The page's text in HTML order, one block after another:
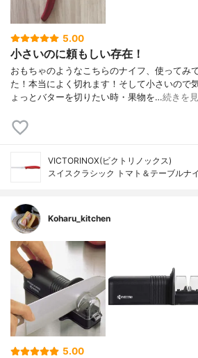
5.00
小さいのに頼もしい存在！
おもちゃのようなこちらのナイフ、使ってみ
た！本当によく切れます！そして小さいので
ょっとバターを切りたい時・果物を…続きを
VICTORINOX(ビクトリノックス)
スイスクラシック トマト＆テーブルナ
Koharu_kitchen
5.00